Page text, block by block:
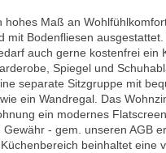
Maß an
mit Bodenfliesen ausgestattet.
auch gerne kostenfrei ein
Spiegel und
separate Sitzgruppe mit
ein Wandregal. Das
ein modernes
- gem. unseren AGB
beinhaltet eine